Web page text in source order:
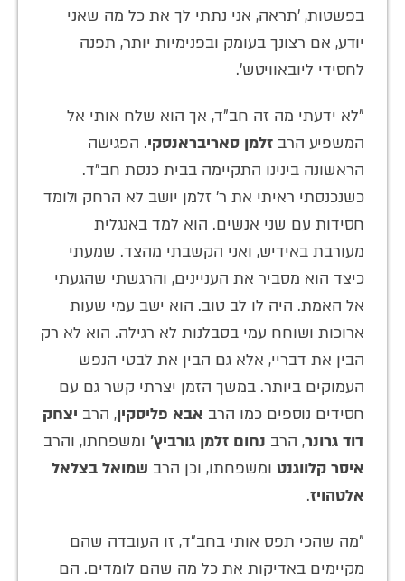
בפשטות, 'תראה, אני נתתי לך את כל מה שאני
יודע, אם רצונך בעומק ובפנימיות יותר, תפנה
לחסידי ליובאוויטש'.
"לא ידעתי מה זה חב"ד, אך הוא שלח אותי אל
המשפיע הרב זלמן סאריבראנסקי. הפגישה
הראשונה בינינו התקיימה בבית כנסת חב"ד.
כשנכנסתי ראיתי את ר' זלמן יושב לא הרחק ולומד
חסידות עם שני אנשים. הוא למד באנגלית
מעורבת באידיש, ואני הקשבתי מהצד. שמעתי
כיצד הוא מסביר את העניינים, והרגשתי שהגעתי
אל האמת. היה לו לב טוב. הוא ישב עמי שעות
ארוכות ושוחח עמי בסבלנות לא רגילה. הוא לא רק
הבין את דבריי, אלא גם הבין את לבטי הנפש
העמוקים ביותר. במשך הזמן יצרתי קשר גם עם
חסידים נוספים כמו הרב אבא פליסקין, הרב יצחק
דוד גרונר, הרב נחום זלמן גורביץ' ומשפחתו, והרב
איסר קלווגנט ומשפחתו, וכן הרב שמואל בצלאל
אלטהויז.
"מה שהכי תפס אותי בחב"ד, זו העובדה שהם
מקיימים באדיקות את כל מה שהם לומדים. הם